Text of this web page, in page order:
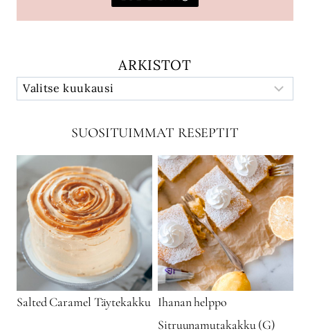
ARKISTOT
SUOSITUIMMAT RESEPTIT
Salted Caramel Täytekakku Ihanan helppo
Sitruunamutakakku (G)